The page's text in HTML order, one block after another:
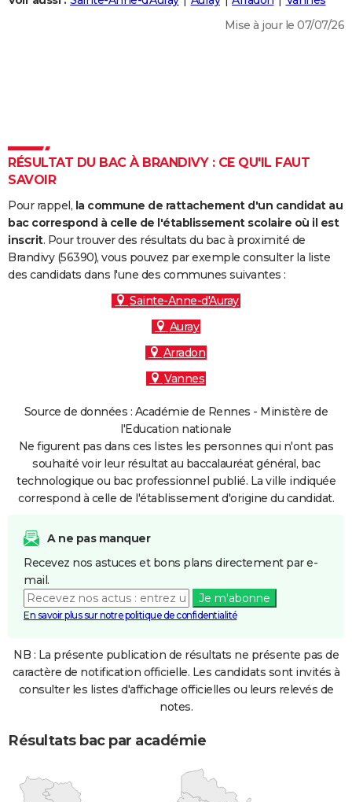
DICTIONNAIRE
Dictionnaire
Biographies
Citations
Expressions
Proverbes
PROGRAMME TV
COPAINS D'AVANT
S'inscrire
Se connecter
Lycées
Collèges
Primaires
Universités
Entreprises
Service militaire
Avis de recherche
AVIS DE DÉCÈS
FORUM
Mise à jour le 07/07/26
RÉSULTAT DU BAC À BRANDIVY : CE QU'IL FAUT
SAVOIR
Pour rappel, la commune de rattachement d'un candidat au
bac correspond à celle de l'établissement scolaire où il est
inscrit. Pour trouver des résultats du bac à proximité de
Brandivy (56390), vous pouvez par exemple consulter la liste
des candidats dans l'une des communes suivantes :
Sainte-Anne-d'Auray
Auray
Arradon
Vannes
Source de données : Académie de Rennes - Ministère de
l'Education nationale
Ne figurent pas dans ces listes les personnes qui n'ont pas
souhaité voir leur résultat au baccalauréat général, bac
technologique ou bac professionnel publié. La ville indiquée
correspond à celle de l'établissement d'origine du candidat.
A ne pas manquer
Recevez nos astuces et bons plans directement par e-
mail.
Je m'abonne
En savoir plus sur notre politique de confidentialité
NB : La présente publication de résultats ne présente pas de
caractère de notification officielle. Les candidats sont invités à
consulter les listes d'affichage officielles ou leurs relevés de
notes.
Résultats bac par académie